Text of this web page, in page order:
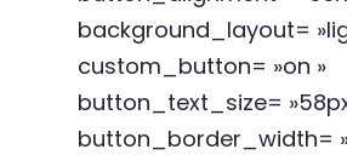
background_layout=
custom_button= »on »
button_text_size=
button_border_width=